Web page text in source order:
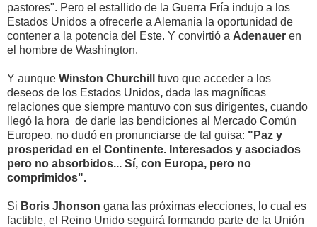
pastores". Pero el estallido de la Guerra Fría indujo a los
Estados Unidos a ofrecerle a Alemania la oportunidad de
contener a la potencia del Este. Y convirtió a Adenauer en
el hombre de Washington.
Y aunque Winston Churchill tuvo que acceder a los
deseos de los Estados Unidos, dada las magníficas
relaciones que siempre mantuvo con sus dirigentes, cuando
llegó la hora de darle las bendiciones al Mercado Común
Europeo, no dudó en pronunciarse de tal guisa: "Paz y
prosperidad en el Continente. Interesados y asociados
pero no absorbidos... Sí, con Europa, pero no
comprimidos".
Si Boris Jhonson gana las próximas elecciones, lo cual es
factible, el Reino Unido seguirá formando parte de la Unión